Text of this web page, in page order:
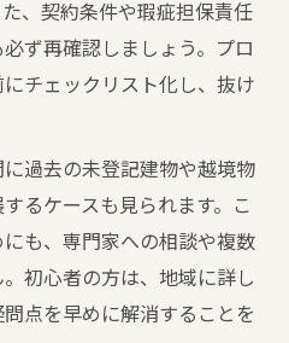
る主なリスクと対策法
動産売買トラブル回避術
を最小限に抑える方法
不動産売買の落とし穴
できる担当者選びの基準
成功の秘訣
正しい始め方ガイド
売買物件選びのコツ
、契約条件や瑕疵担保責任
ず再確認しましょう。プロ
チェックリスト化し、抜け
過去の未登記建物や越境物
るケースも見られます。こ
も、専門家への相談や複数
初心者の方は、地域に詳し
点を早めに解消することを